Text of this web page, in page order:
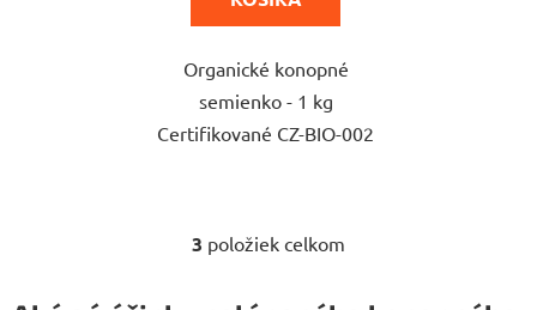
hviezdičiek.
Organické konopné
semienko - 1 kg
Certifikované CZ-BIO-002
O
3 položiek celkom